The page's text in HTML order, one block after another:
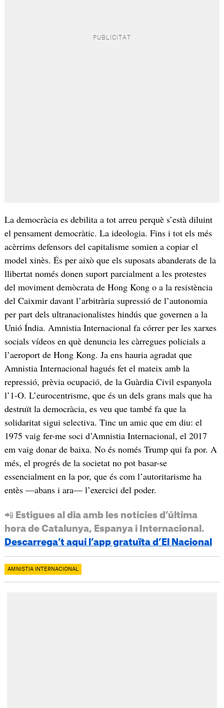
La democràcia es debilita a tot arreu perquè s’està diluint
el pensament democràtic. La ideologia. Fins i tot els més
acèrrims defensors del capitalisme somien a copiar el
model xinès. És per això que els suposats abanderats de la
llibertat només donen suport parcialment a les protestes
del moviment demòcrata de Hong Kong o a la resistència
del Caixmir davant l’arbitrària supressió de l’autonomia
per part dels ultranacionalistes hindús que governen a la
Unió Índia. Amnistia Internacional fa córrer per les xarxes
socials vídeos en què denuncia les càrregues policials a
l’aeroport de Hong Kong. Ja ens hauria agradat que
Amnistia Internacional hagués fet el mateix amb la
repressió, prèvia ocupació, de la Guàrdia Civil espanyola
l’1-O. L’eurocentrisme, que és un dels grans mals que ha
destruït la democràcia, es veu que també fa que la
solidaritat sigui selectiva. Tinc un amic que em diu: el
1975 vaig fer-me soci d’Amnistia Internacional, el 2017
em vaig donar de baixa. No és només Trump qui fa por. A
més, el progrés de la societat no pot basar-se
essencialment en la por, que és com l’autoritarisme ha
entès —abans i ara— l’exercici del poder.
📲 Estigues al dia amb les notícies d’última
hora de Catalunya, Espanya i Internacional.
Descarrega’t aquí l’app gratuïta d’El Nacional
AMNISTIA INTERNACIONAL